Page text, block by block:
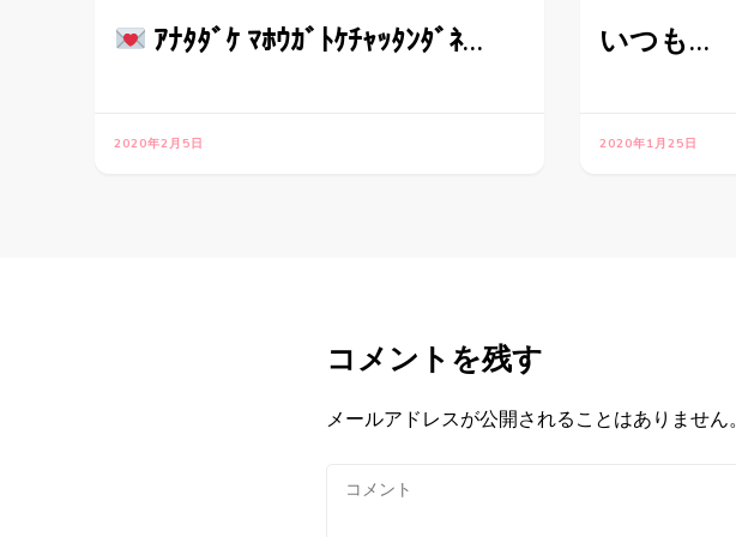
ｱﾅﾀﾀﾞｹ ﾏﾎｳｶﾞﾄｹﾁｬｯﾀﾝﾀﾞﾈ…
2020年2月5日
いつも…
2020年1月25日
コメントを残す
メールアドレスが公開されることはありません。